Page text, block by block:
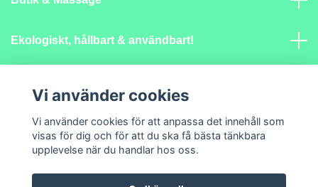
Ekologiskt, hållbart & användbart!
Sociala medier
Vi använder cookies
Vi använder cookies för att anpassa det innehåll som
visas för dig och för att du ska få bästa tänkbara
upplevelse när du handlar hos oss.